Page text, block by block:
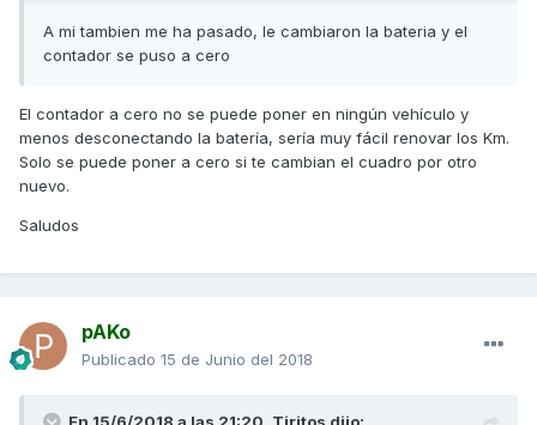
A mi tambien me ha pasado, le cambiaron la bateria y el
contador se puso a cero
El contador a cero no se puede poner en ningún vehículo y
menos desconectando la batería, sería muy fácil renovar los Km.
Solo se puede poner a cero si te cambian el cuadro por otro
nuevo.
Saludos
pAKo
Publicado 15 de Junio del 2018